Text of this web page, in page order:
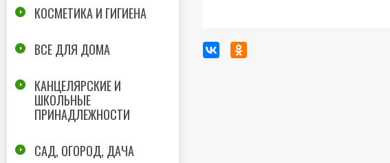
КОСМЕТИКА И ГИГИЕНА
ВСЕ ДЛЯ ДОМА
КАНЦЕЛЯРСКИЕ И
ШКОЛЬНЫЕ
ПРИНАДЛЕЖНОСТИ
САД, ОГОРОД, ДАЧА